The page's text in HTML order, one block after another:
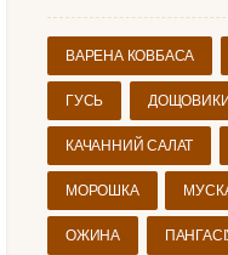
ВАРЕНА КОВБАСА
ГУСЬ ДОЩОВИКИ
КАЧАННИЙ САЛАТ
МОРОШКА
ОЖИНА